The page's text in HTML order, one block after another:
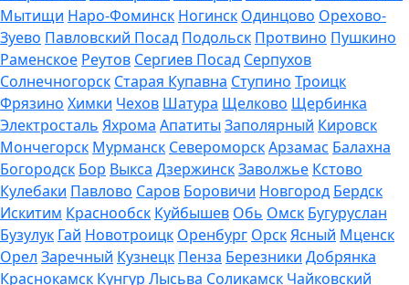
Мытищи Наро-Фоминск Ногинск Одинцово Орехово-
Зуево Павловский Посад Подольск Протвино Пушкино
Раменское Реутов Сергиев Посад Серпухов
Солнечногорск Старая Купавна Ступино Троицк
Фрязино Химки Чехов Шатура Щелково Щербинка
Электросталь Яхрома Апатиты Заполярный Кировск
Мончегорск Мурманск СевероморскАрзамас Балахна
Богородск Бор Выкса ДзержинскЗаволжье Кстово
Кулебаки Павлово Саров Боровичи Новгород Бердск
Искитим Краснообск Куйбышев Обь Омск Бугуруслан
Бузулук Гай Новотроицк Оренбург ОрскЯсный Мценск
Орел Заречный Кузнецк Пенза Березники Добрянка
Краснокамск Кунгур Лысьва Соликамск Чайковский